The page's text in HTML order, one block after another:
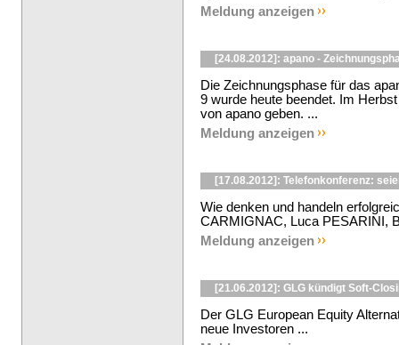
Meldung anzeigen
[24.08.2012]: apano -
Die Zeichnungsphase für das
9 wurde heute beendet. Im
von apano geben. ...
Meldung anzeigen
[17.08.2012]: Telefonkonferenz:
Wie denken und handeln
CARMIGNAC, Luca PESARINI,
Meldung anzeigen
[21.06.2012]: GLG kündigt Soft-
Der GLG European Equity
neue Investoren ...